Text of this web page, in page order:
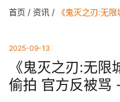
首页 / 资讯 /
2025-09-13
《鬼灭之刃:无
偷拍 官方反被骂